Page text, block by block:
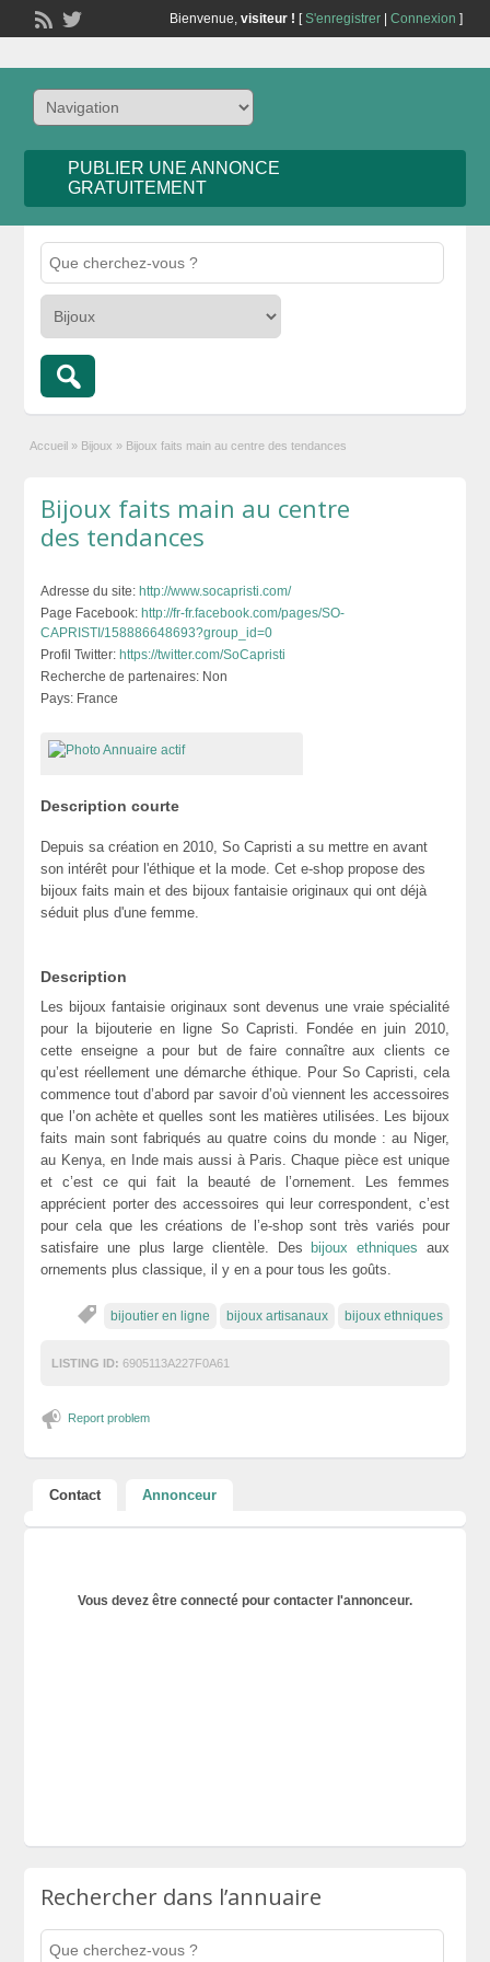
Bienvenue, visiteur ! [S'enregistrer| Connexion ]
PUBLIER UNE ANNONCE
GRATUITEMENT
Accueil » Bijoux » Bijoux faits main au centre des tendances
Bijoux faits main au centre
des tendances
Adresse du site: http://www.socapristi.com/
Page Facebook: http://fr-fr.facebook.com/pages/SO-
CAPRISTI/158886648693?group_id=0
Profil Twitter: https://twitter.com/SoCapristi
Recherche de partenaires: Non
Pays: France
Description courte
Depuis sa création en 2010, So Capristi a su mettre en avant
son intérêt pour l'éthique et la mode. Cet e-shop propose des
bijoux faits main et des bijoux fantaisie originaux qui ont déjà
séduit plus d'une femme.
Description
Les bijoux fantaisie originaux sont devenus une vraie spécialité
pour la bijouterie en ligne So Capristi. Fondée en juin 2010,
cette enseigne a pour but de faire connaître aux clients ce
qu’est réellement une démarche éthique. Pour So Capristi, cela
commence tout d’abord par savoir d’où viennent les accessoires
que l’on achète et quelles sont les matières utilisées. Les bijoux
faits main sont fabriqués au quatre coins du monde : au Niger,
au Kenya, en Inde mais aussi à Paris. Chaque pièce est unique
et c’est ce qui fait la beauté de l’ornement. Les femmes
apprécient porter des accessoires qui leur correspondent, c’est
pour cela que les créations de l’e-shop sont très variés pour
satisfaire une plus large clientèle. Des
bijoux ethniques aux
ornements plus classique, il y en a pour tous les goûts.
bijoutier en ligne bijoux artisanaux bijoux ethniques
LISTING ID: 6905113A227F0A61
Report problem
Contact Annonceur
Vous devez être connecté pour contacter l'annonceur.
Rechercher dans l’annuaire